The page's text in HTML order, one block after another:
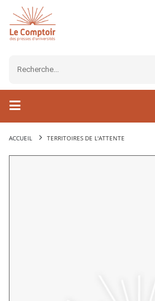
ACCUEIL TERRITOIRES DE L'ATTENTE